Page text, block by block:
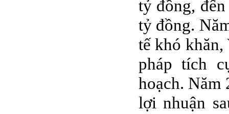
tỷ đồng,
tỷ đồng.
tế khó khăn,
pháp tích
hoạch. Năm
lợi nhuận